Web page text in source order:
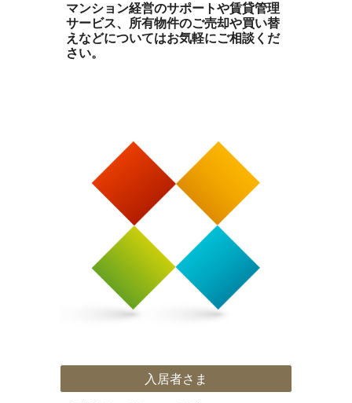
マンション経営のサポートや賃貸管理
サービス、所有物件のご売却や買い替
えなどについてはお気軽にご相談くだ
さい。
入居者さま